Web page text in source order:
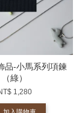
品-小馬系列項鍊
（綠）
1,280
加入購物車